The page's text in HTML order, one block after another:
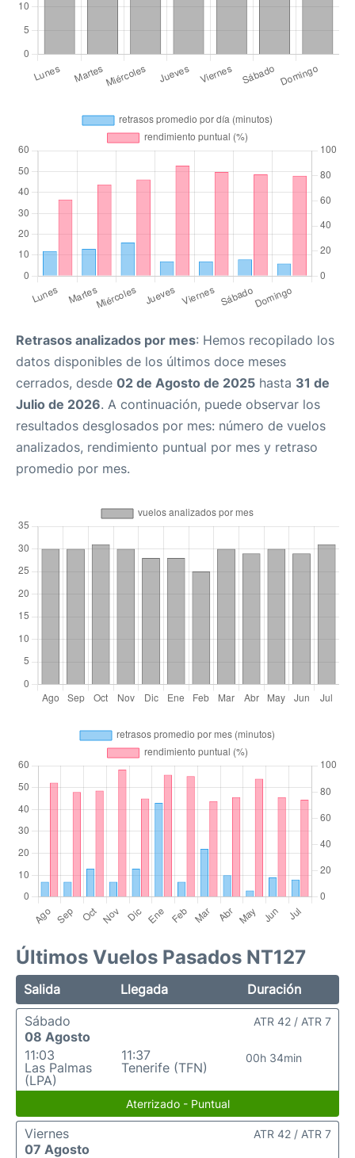
Retrasos analizados por mes: Hemos recopilado los
datos disponibles de los últimos doce meses
cerrados, desde 02 de Agosto de 2025 hasta 31 de
Julio de 2026. A continuación, puede observar los
resultados desglosados por mes: número de vuelos
analizados, rendimiento puntual por mes y retraso
promedio por mes.
Últimos Vuelos Pasados NT127
Salida Llegada
Duración
Sábado
08 Agosto
11:03
Las Palmas
(LPA)
11:37
Tenerife (TFN)
00h 34min
ATR 42 / ATR 7
Aterrizado - Puntual
Viernes
07 Agosto
ATR 42 / ATR 7